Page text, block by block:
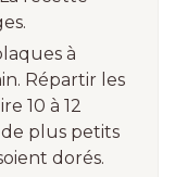
à
Répartir les
10 à 12
plus petits
dorés.